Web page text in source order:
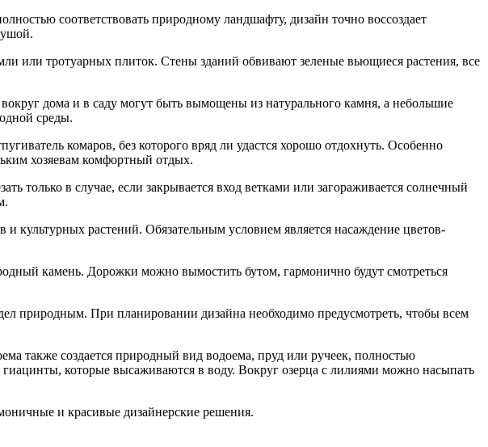
соответствовать природному ландшафту, дизайн точно воссоздает
или тротуарных плиток. Стены зданий обвивают зеленые вьющиеся растения, все
дома и в саду могут быть вымощены из натурального камня, а небольшие
среды.
комаров, без которого вряд ли удастся хорошо отдохнуть. Особенно
хозяевам комфортный отдых.
только в случае, если закрывается вход ветками или загораживается солнечный
культурных растений. Обязательным условием является насаждение цветов-
камень. Дорожки можно вымостить бутом, гармонично будут смотреться
природным. При планировании дизайна необходимо предусмотреть, чтобы всем
также создается природный вид водоема, пруд или ручеек, полностью
которые высаживаются в воду. Вокруг озерца с лилиями можно насыпать
и красивые дизайнерские решения.